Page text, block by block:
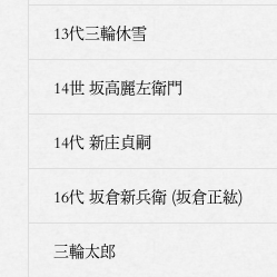
13代三輪休雪
14世 坂高麗左衛門
14代 新庄貞嗣
16代 坂倉新兵衛 (坂倉正紘)
三輪太郎